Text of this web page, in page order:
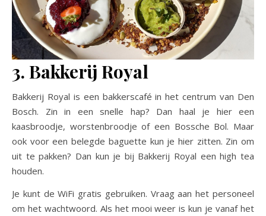
3. Bakkerij Royal
Bakkerij Royal is een bakkerscafé in het centrum van Den
Bosch. Zin in een snelle hap? Dan haal je hier een
kaasbroodje, worstenbroodje of een Bossche Bol. Maar
ook voor een belegde baguette kun je hier zitten. Zin om
uit te pakken? Dan kun je bij Bakkerij Royal een high tea
houden.
Je kunt de WiFi gratis gebruiken. Vraag aan het personeel
om het wachtwoord. Als het mooi weer is kun je vanaf het